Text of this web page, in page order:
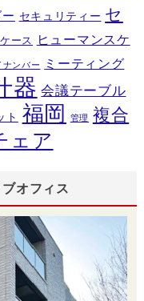
セキュリティー セ
ース
ヒューマンスケ
ナンバー
ミーティング
器 会議テーブル
ト 福岡 管理 複合
ェア
オフィス